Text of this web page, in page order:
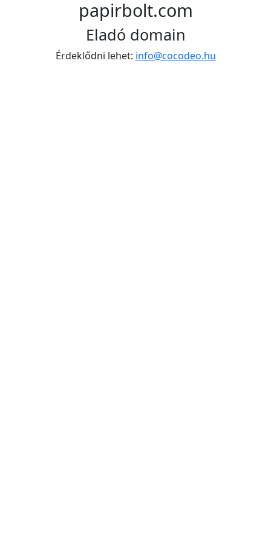
papirbolt.com
Eladó domain
Érdeklődni lehet: info@cocodeo.hu